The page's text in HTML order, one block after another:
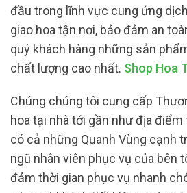
đầu trong lĩnh vực cung ứng
giao hoa tận nơi, bảo đảm an
quý khách hàng những sản
chất lượng cao nhất. Shop Hoa
Chúng chúng tôi cung cấp
hoa tại nhà tới gần như địa điểm
có cả những Quanh Vùng cạnh
ngũ nhân viên phục vụ của bên
đảm thời gian phục vụ nhanh